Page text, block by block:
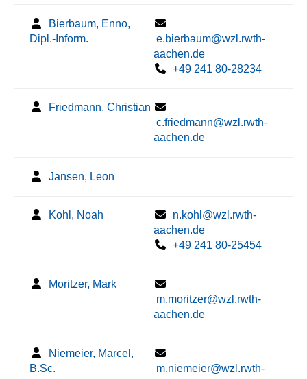
Bierbaum, Enno,
Dipl.-Inform.
e.bierbaum@wzl.rwth-
aachen.de
+49 241 80-28234
Friedmann, Christian
c.friedmann@wzl.rwth-
aachen.de
Jansen, Leon
Kohl, Noah
n.kohl@wzl.rwth-
aachen.de
+49 241 80-25454
Moritzer, Mark
m.moritzer@wzl.rwth-
aachen.de
Niemeier, Marcel,
B.Sc.
m.niemeier@wzl.rwth-